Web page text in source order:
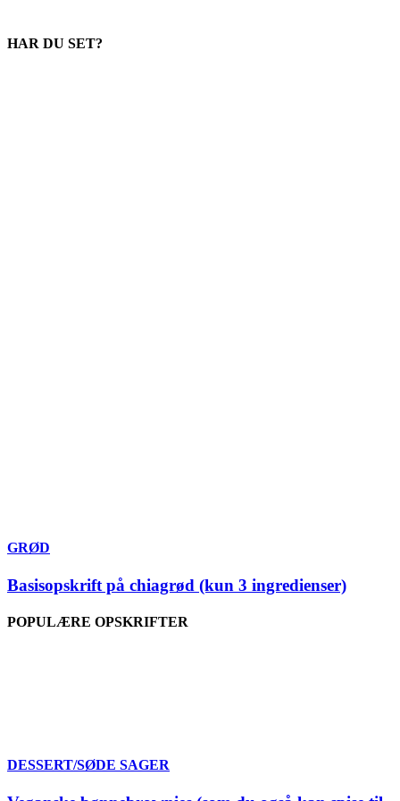
HAR DU SET?
GRØD
Basisopskrift på chiagrød (kun 3 ingredienser)
POPULÆRE OPSKRIFTER
DESSERT/SØDE SAGER